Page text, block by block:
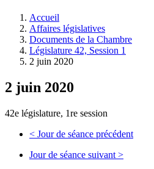
législative.
Accueil
Affaires législatives
Documents de la Chambre
Législature 42, Session 1
2 juin 2020
2 juin 2020
42e législature, 1re session
< Jour de séance précédent
Jour de séance suivant >